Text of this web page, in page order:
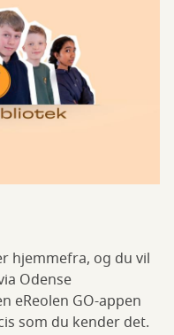
hjemmefra, og du vil
Odense
eReolen GO-appen
som du kender det.